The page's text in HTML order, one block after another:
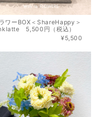
ワーBOX＜ShareHappy＞
5,500円（税込）
¥5,500